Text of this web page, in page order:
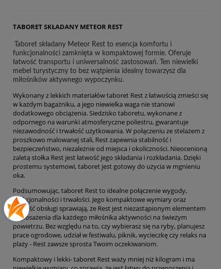
TABORET SKŁADANY METEOR REST
Taboret składany Meteor Rest to esencja komfortu i
funkcjonalności zamknięta w kompaktowej formie. Oferuje
łatwość transportu i uniwersalność zastosowań. Ten niewielki
mebel turystyczny to bez wątpienia idealny towarzysz dla
miłośników aktywnego wypoczynku.
Wykonany z lekkich materiałów taboret Rest z łatwością zmieści się
w każdym bagażniku, a jego niewielka waga nie stanowi
dodatkowego obciążenia. Siedzisko taboretu, wykonane z
odpornego na warunki atmosferyczne poliestru, gwarantuje
niezawodność i trwałość użytkowania. W połączeniu ze stelażem z
proszkowo malowanej stali, Rest zapewnia stabilność i
bezpieczeństwo, niezależnie od miejsca i okoliczności. Nieocenioną
zaletą stołka Rest jest łatwość jego składania i rozkładania. Dzięki
prostemu systemowi, taboret jest gotowy do użycia w mgnieniu
oka.
Podsumowując, taboret Rest to idealne połączenie wygody,
funkcjonalności i trwałości. Jego kompaktowe wymiary oraz
łatwość obsługi sprawiają, że Rest jest niezastąpionym elementem
wyposażenia dla każdego miłośnika aktywności na świeżym
powietrzu. Bez względu na to, czy wybierasz się na ryby, planujesz
prace ogrodowe, udział w festiwalu, piknik, wycieczkę czy relaks na
plaży - Rest zawsze sprosta Twoim oczekiwaniom.
Kompaktowy i lekki- taboret Rest waży mniej niż kilogram i ma